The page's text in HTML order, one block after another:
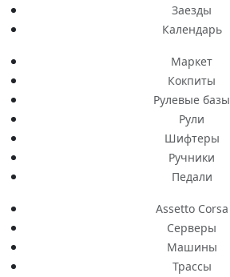
Заезды
Календарь
Маркет
Кокпиты
Рулевые базы
Рули
Шифтеры
Ручники
Педали
Assetto Corsa
Серверы
Машины
Трассы